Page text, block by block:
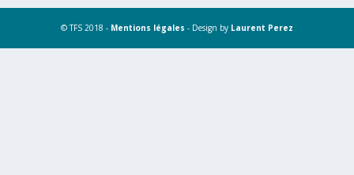
© TFS 2018 - Mentions légales - Design by Laurent Perez